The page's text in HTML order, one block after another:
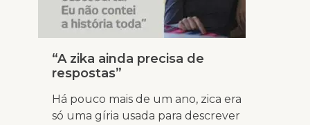
“A zika ainda precisa de
respostas”
Há pouco mais de um ano, zica era
só uma gíria usada para descrever